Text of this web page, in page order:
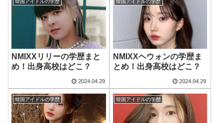
韓国アイドルの学歴
NMIXXリリーの学歴まと
め！出身高校はどこ？
2024.04.29
韓国アイドルの学歴
NMIXXヘウォンの学歴ま
とめ！出身高校はどこ？
2024.04.29
韓国アイドルの学歴 韓国アイドルの学歴